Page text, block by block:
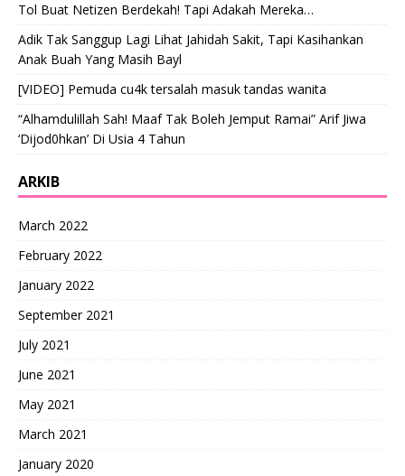
Tol Buat Netizen Berdekah! Tapi Adakah Mereka…
Adik Tak Sanggup Lagi Lihat Jahidah Sakit, Tapi Kasihankan
Anak Buah Yang Masih Bayl
[VIDEO] Pemuda cu4k tersalah masuk tandas wanita
“Alhamdulillah Sah! Maaf Tak Boleh Jemput Ramai” Arif Jiwa
‘Dijod0hkan’ Di Usia 4 Tahun
ARKIB
March 2022
February 2022
January 2022
September 2021
July 2021
June 2021
May 2021
March 2021
January 2020